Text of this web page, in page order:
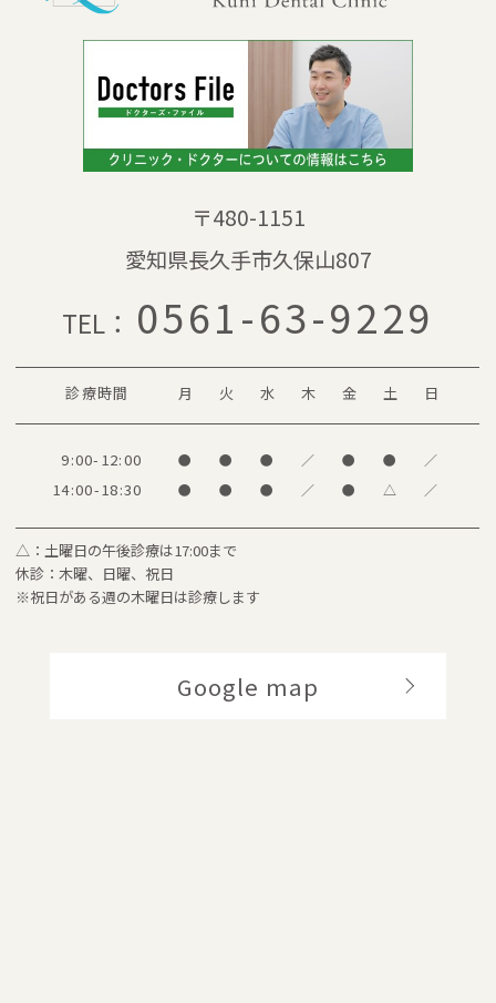
〒480-1151
愛知県長久手市久保山807
TEL： 0561-63-9229
診療時間 月 火 水 木 金 土 日
9:00-12:00 ● ● ● ／ ● ● ／
14:00-18:30 ● ● ● ／ ● △ ／
△：土曜日の午後診療は17:00まで
休診：木曜、日曜、祝日
※祝日がある週の木曜日は診療します
Google map